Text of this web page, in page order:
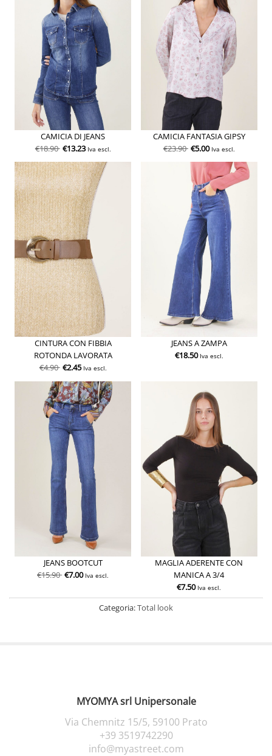
CAMICIA DI JEANS
€18.90 €13.23 Iva escl.
CAMICIA FANTASIA GIPSY
€23.90 €5.00 Iva escl.
CINTURA CON FIBBIA
ROTONDA LAVORATA
€4.90 €2.45 Iva escl.
JEANS A ZAMPA
€18.50 Iva escl.
JEANS BOOTCUT
€15.90 €7.00 Iva escl.
MAGLIA ADERENTE CON
MANICA A 3/4
€7.50 Iva escl.
Categoria:Total look
MYOMYA srl Unipersonale
Via Chemnitz 15/5, 59100 Prato
+39 3519742290
info@myastreet.com